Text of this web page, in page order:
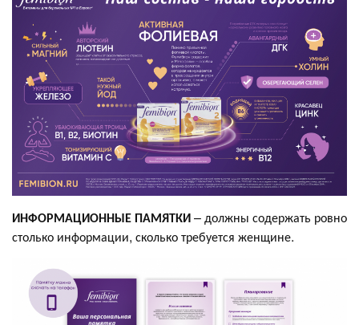
ИНФОРМАЦИОННЫЕ ПАМЯТКИ– должны содержать ровно
столько информации, сколько требуется женщине.